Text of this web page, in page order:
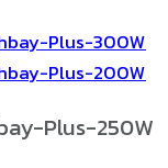
Plus-250W